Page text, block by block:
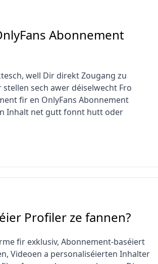
Abonnement
well Dir direkt Zougang zu
sech awer déiselwecht Fro
fir en OnlyFans Abonnement
Inhalt net gutt fonnt hutt oder
Profiler ze fannen?
fir exklusiv, Abonnement-baséiert
Videoen a personaliséierten Inhalter